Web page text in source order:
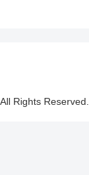
Rights Reserved.